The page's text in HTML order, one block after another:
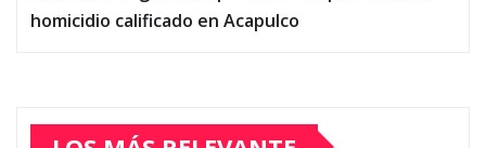
homicidio calificado en Acapulco